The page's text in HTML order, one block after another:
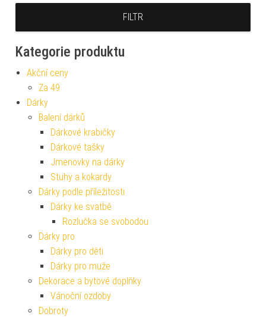
FILTR
Kategorie produktu
Akční ceny
Za 49
Dárky
Balení dárků
Dárkové krabičky
Dárkové tašky
Jmenovky na dárky
Stuhy a kokardy
Dárky podle příležitosti
Dárky ke svatbě
Rozlučka se svobodou
Dárky pro
Dárky pro děti
Dárky pro muže
Dekorace a bytové doplňky
Vánoční ozdoby
Dobroty